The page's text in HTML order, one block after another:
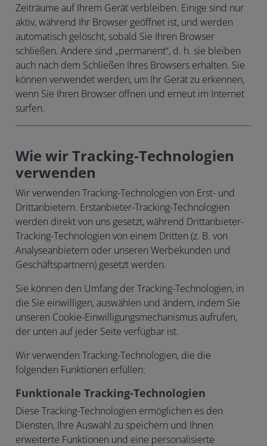
Zeiträume auf Ihrem Gerät verbleiben. Einige sind nur
aktiv, während Ihr Browser geöffnet ist, und werden
automatisch gelöscht, sobald Sie Ihren Browser
schließen. Andere sind „permanent“, d. h. sie bleiben
auch nach dem Schließen Ihres Browsers erhalten. Sie
können verwendet werden, um Ihr Gerät zu erkennen,
wenn Sie Ihren Browser öffnen und erneut im Internet
surfen.
Wie wir Tracking-Technologien
verwenden
Wir verwenden Tracking-Technologien von Erst- und
Drittanbietern. Erstanbieter-Tracking-Technologien
werden direkt von uns gesetzt, während Drittanbieter-
Tracking-Technologien von einem Dritten (z. B. von
Analyseanbietern oder unseren Werbekunden und
Geschäftspartnern) gesetzt werden.
Sie können den Umfang der Tracking-Technologien, in
die Sie einwilligen, auswählen und ändern, indem Sie
unseren Cookie-Einwilligungsmechanismus aufrufen,
der unten auf jeder Seite verfügbar ist.
Wir verwenden Tracking-Technologien, die die
folgenden Funktionen erfüllen:
Funktionale Tracking-Technologien
Diese Tracking-Technologien ermöglichen es den
Diensten, Ihre Auswahl zu speichern und Ihnen
erweiterte Funktionen und eine personalisierte